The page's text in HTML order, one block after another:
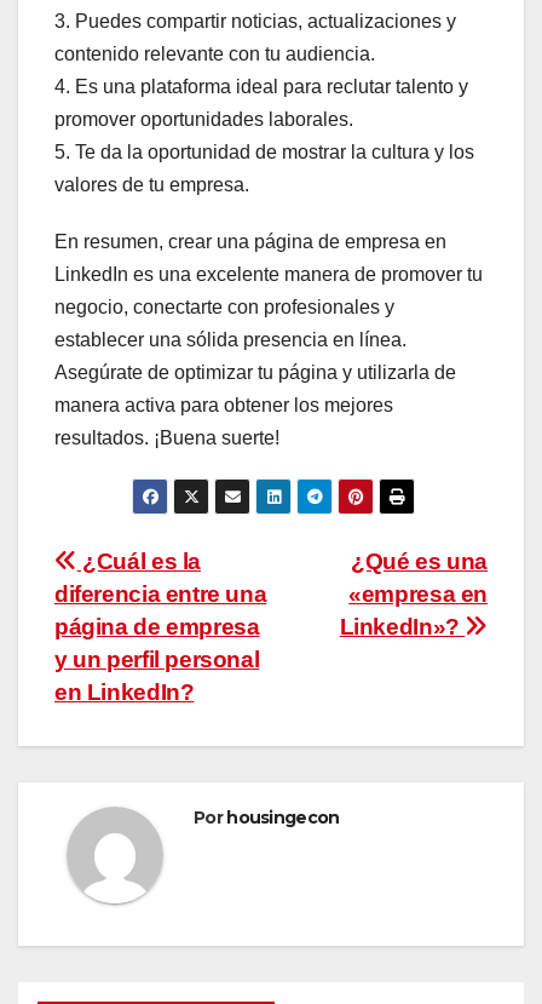
3. Puedes compartir noticias, actualizaciones y
contenido relevante con tu audiencia.
4. Es una plataforma ideal para reclutar talento y
promover oportunidades laborales.
5. Te da la oportunidad de mostrar la cultura y los
valores de tu empresa.
En resumen, crear una página de empresa en
LinkedIn es una excelente manera de promover tu
negocio, conectarte con profesionales y
establecer una sólida presencia en línea.
Asegúrate de optimizar tu página y utilizarla de
manera activa para obtener los mejores
resultados. ¡Buena suerte!
Navegación
de
entradas
¿Qué es una
«empresa en
LinkedIn»?
¿Cuál es la
diferencia entre una
página de empresa
y un perfil personal
en LinkedIn?
Porhousingecon